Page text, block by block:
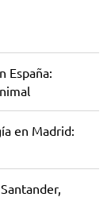
España:
en Madrid: